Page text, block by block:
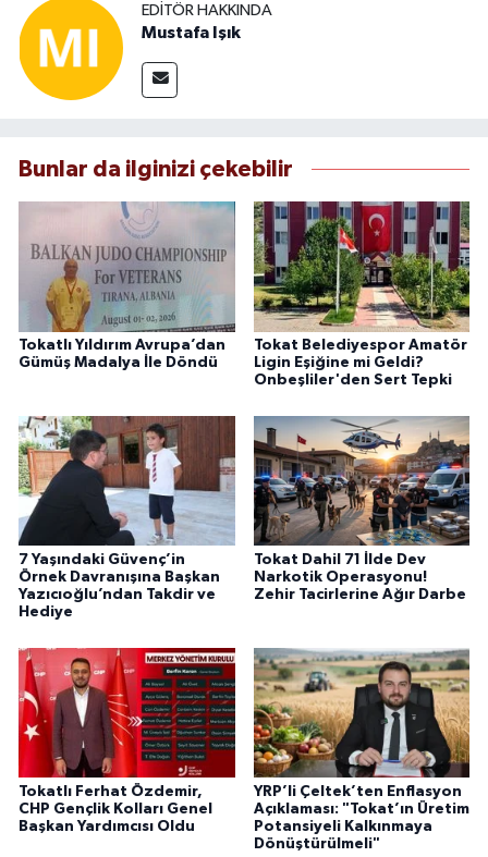
EDITÖR HAKKINDA
Mustafa Işık
Bunlar da ilginizi çekebilir
Tokatlı Yıldırım Avrupa’dan
Gümüş Madalya İle Döndü
Tokat Belediyespor Amatör
Ligin Eşiğine mi Geldi?
Onbeşliler'den Sert Tepki
7 Yaşındaki Güvenç’in
Örnek Davranışına Başkan
Yazıcıoğlu’ndan Takdir ve
Hediye
Tokat Dahil 71 İlde Dev
Narkotik Operasyonu!
Zehir Tacirlerine Ağır Darbe
Tokatlı Ferhat Özdemir,
CHP Gençlik Kolları Genel
Başkan Yardımcısı Oldu
YRP’li Çeltek’ten Enflasyon
Açıklaması: "Tokat’ın Üretim
Potansiyeli Kalkınmaya
Dönüştürülmeli"